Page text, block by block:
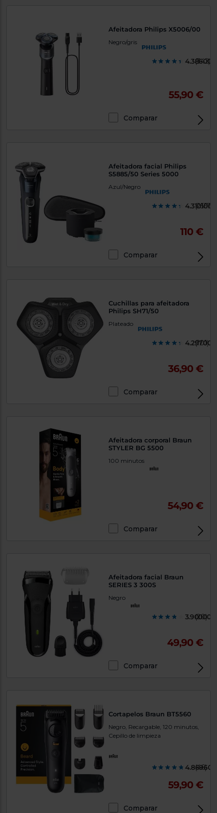
Afeitadora Philips X5006/00
Negro/gris
(342)
55,90 €
Comparar
Afeitadora facial Philips
S5885/50 Series 5000
Azul/Negro
4.3101000
(2557)
110 €
Comparar
Cuchillas para afeitadora
Philips SH71/50
Plateado
(101)
36,90 €
Comparar
Afeitadora corporal Braun
STYLER BG 5500
100 minutos
54,90 €
Comparar
Afeitadora facial Braun
SERIES 3 300S
Negro
(20)
49,90 €
Comparar
Cortapelos Braun BT5560
Negro, Recargable, 120 minutos,
Cepillo de limpieza
(46)
59,90 €
Comparar